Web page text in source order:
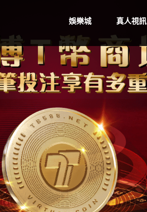
娛樂城 真人視訊